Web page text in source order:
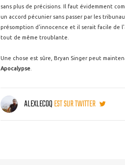
sans plus de précisions. Il faut évidemment
un accord pécunier sans passer par les
présomption d'innocence et il serait facile de
tout de même troublante.
Une chose est sûre, Bryan Singer peut
Apocalypse
ALEXLECOQEST SUR TWITTER